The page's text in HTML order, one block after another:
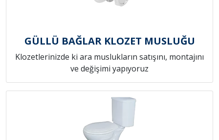
GÜLLÜ BAĞLAR KLOZET MUSLUĞU
Klozetlerinizde ki ara muslukların satışını, montajını
ve değişimi yapıyoruz